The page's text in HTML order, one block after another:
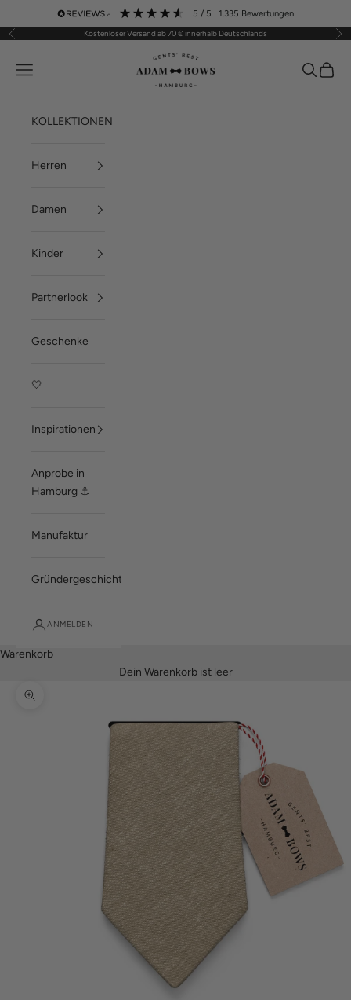
Zum Inhalt springen 5 / 5 1.335 Bewertungen
Zurück Kostenloser Versand ab 70 € innerhalb Deutschlands Vor
ADAM BOWS
Menü Suchen
KOLLEKTIONEN
Herren
Damen
Kinder
Partnerlook
Geschenke
🤍
Inspirationen
Anprobe in
Hamburg ⚓
Manufaktur
Gründergeschichte
ANMELDEN
Warenkorb
Dein Warenkorb ist leer
Bild vergrößern